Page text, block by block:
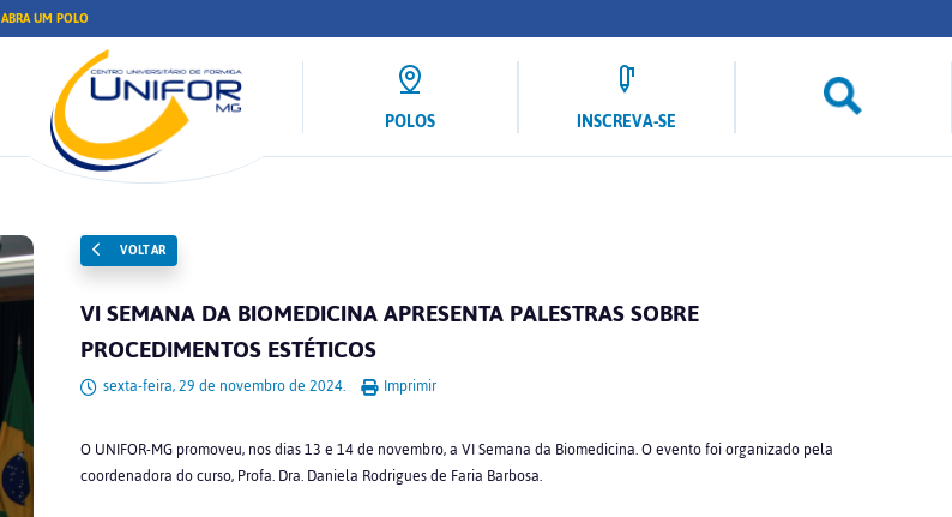
ABRA UM POLO
POLOS INSCREVA-SE
VOLTAR
VI SEMANA DA BIOMEDICINA APRESENTA PALESTRAS SOBRE
PROCEDIMENTOS ESTÉTICOS
sexta-feira, 29 de novembro de 2024. Imprimir
O UNIFOR-MG promoveu, nos dias 13 e 14 de novembro, a VI Semana da Biomedicina. O evento foi organizado pela
coordenadora do curso, Profa. Dra. Daniela Rodrigues de Faria Barbosa.